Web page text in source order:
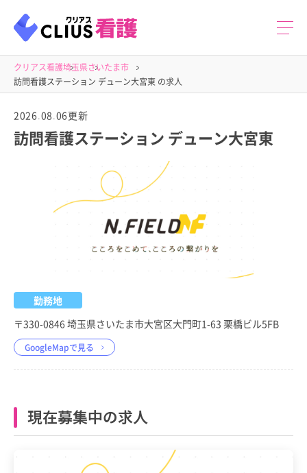
クリアス看護埼玉県さいたま市
訪問看護ステーション デューン大宮東 の求人
2026.08.06更新
訪問看護ステーション デューン大宮東
勤務地
〒330-0846 埼玉県さいたま市大宮区大門町1-63 栗橋ビル5FB
GoogleMapで見る
現在募集中の求人